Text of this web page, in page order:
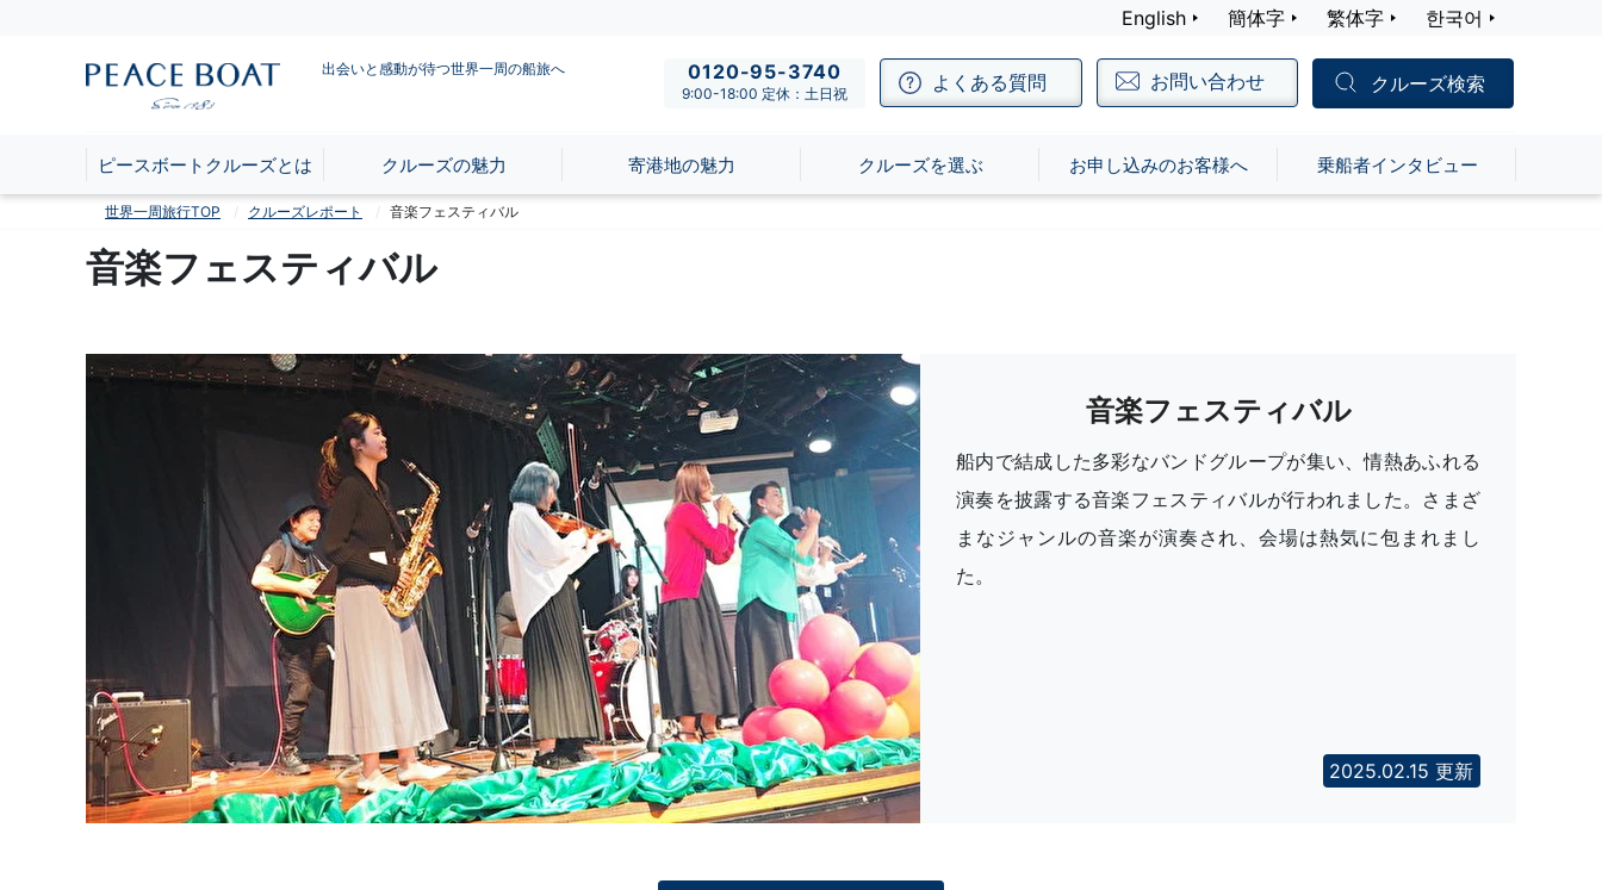
English 簡体字 繁体字 한국어
出会いと感動が待つ世界一周の船旅へ 0120-95-3740
9:00-18:00 定休：土日祝 よくある質問 お問い合わせ クルーズ検索
ピースボートクルーズとは クルーズの魅力 寄港地の魅力 クルーズを選ぶ お申し込みのお客様へ 乗船者インタビュー
世界一周旅行TOP クルーズレポート 音楽フェスティバル
音楽フェスティバル
音楽フェスティバル
船内で結成した多彩なバンドグループが集い、情熱あふれる
演奏を披露する音楽フェスティバルが行われました。さまざ
まなジャンルの音楽が演奏され、会場は熱気に包まれまし
た。
2025.02.15 更新